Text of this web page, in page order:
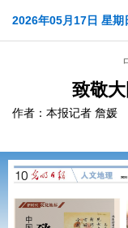
2026年05月17日 星期
致敬
作者：本报记者 詹媛